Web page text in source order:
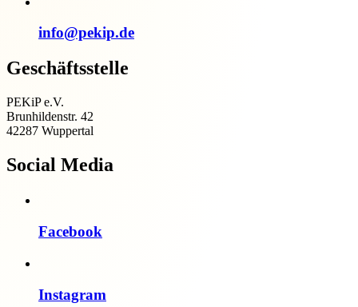
info@pekip.de
Geschäftsstelle
PEKiP e.V.
Brunhildenstr. 42
42287 Wuppertal
Social Media
Facebook
Instagram